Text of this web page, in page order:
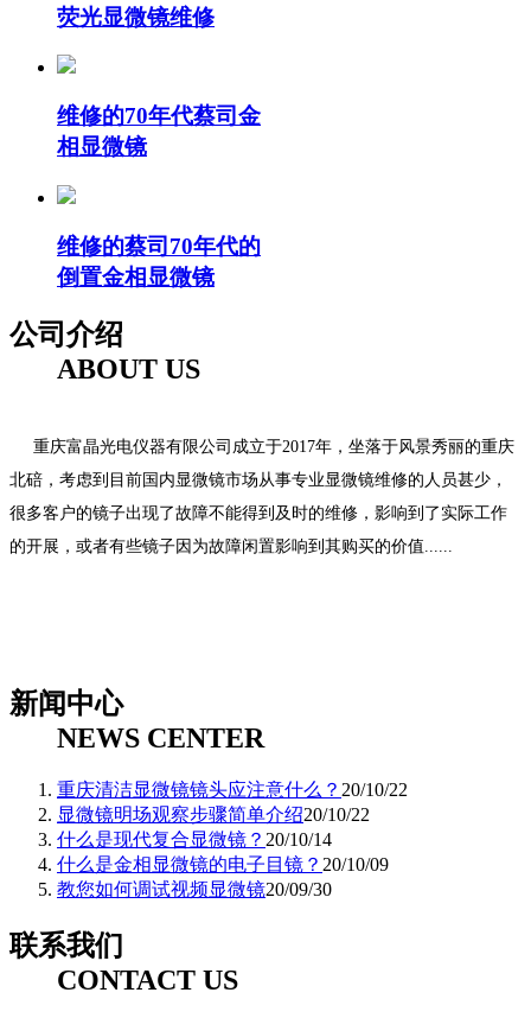
荧光显微镜维修
维修的70年代蔡司金
相显微镜
维修的蔡司70年代的
倒置金相显微镜
公司介绍
ABOUT US
重庆富晶光电仪器有限公司成立于2017年，坐落于风景秀丽的重庆
北碚，考虑到目前国内显微镜市场从事专业显微镜维修的人员甚少，
很多客户的镜子出现了故障不能得到及时的维修，影响到了实际工作
的开展，或者有些镜子因为故障闲置影响到其购买的价值......
新闻中心
NEWS CENTER
重庆清洁显微镜镜头应注意什么？ 20/10/22
显微镜明场观察步骤简单介绍20/10/22
什么是现代复合显微镜？ 20/10/14
什么是金相显微镜的电子目镜？ 20/10/09
教您如何调试视频显微镜20/09/30
联系我们
CONTACT US